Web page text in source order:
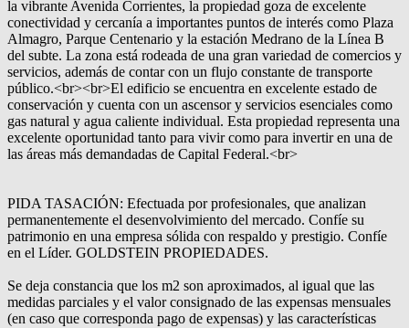
la vibrante Avenida Corrientes, la propiedad goza de excelente
conectividad y cercanía a importantes puntos de interés como Plaza
Almagro, Parque Centenario y la estación Medrano de la Línea B
del subte. La zona está rodeada de una gran variedad de comercios y
servicios, además de contar con un flujo constante de transporte
público.<br><br>El edificio se encuentra en excelente estado de
conservación y cuenta con un ascensor y servicios esenciales como
gas natural y agua caliente individual. Esta propiedad representa una
excelente oportunidad tanto para vivir como para invertir en una de
las áreas más demandadas de Capital Federal.<br>
PIDA TASACIÓN: Efectuada por profesionales, que analizan
permanentemente el desenvolvimiento del mercado. Confíe su
patrimonio en una empresa sólida con respaldo y prestigio. Confíe
en el Líder. GOLDSTEIN PROPIEDADES.
Se deja constancia que los m2 son aproximados, al igual que las
medidas parciales y el valor consignado de las expensas mensuales
(en caso que corresponda pago de expensas) y las características